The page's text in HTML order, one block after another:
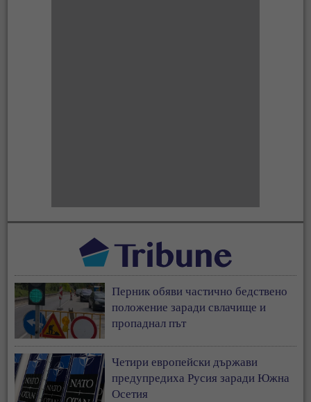
Перник обяви частично бедствено
положение заради свлачище и
пропаднал път
Четири европейски държави
предупредиха Русия заради Южна
Осетия